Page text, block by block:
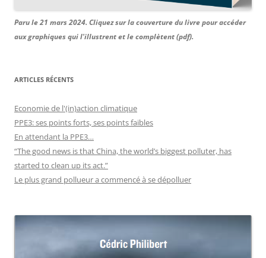
Paru le 21 mars 2024. Cliquez sur la couverture du livre pour accéder
aux graphiques qui l'illustrent et le complètent (pdf).
ARTICLES RÉCENTS
Economie de l'(in)action climatique
PPE3: ses points forts, ses points faibles
En attendant la PPE3…
“The good news is that China, the world’s biggest polluter, has
started to clean up its act.”
Le plus grand pollueur a commencé à se dépolluer